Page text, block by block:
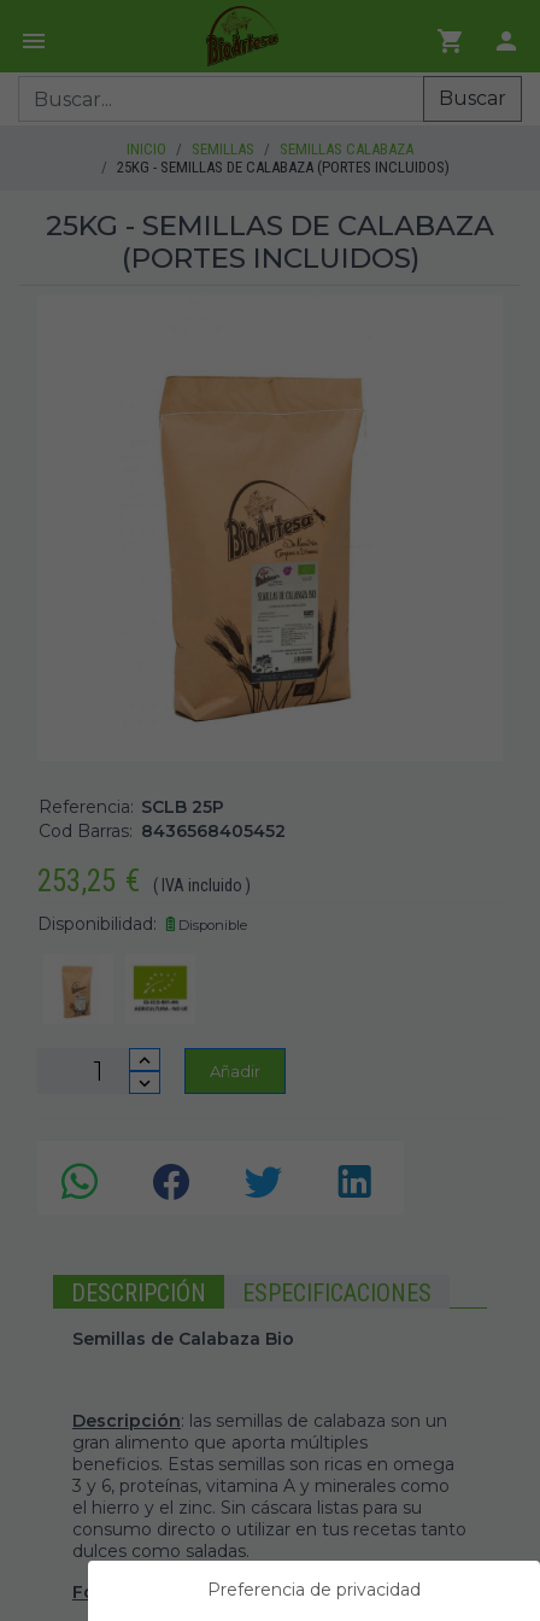
Buscar
INICIO SEMILLAS
SEMILLAS CALABAZA
25KG - SEMILLAS DE CALABAZA (PORTES INCLUIDOS)
25KG - SEMILLAS DE CALABAZA
(PORTES INCLUIDOS)
Referencia: SCLB 25P
Cod Barras: 8436568405452
253,25 € ( IVA incluido )
Disponibilidad: Disponible
Añadir
DESCRIPCIÓN ESPECIFICACIONES
Semillas de Calabaza Bio
Descripción: las semillas de calabaza son un
gran alimento que aporta múltiples
beneficios. Estas semillas son ricas en omega
3 y 6, proteínas, vitamina A y minerales como
el hierro y el zinc. Sin cáscara listas para su
consumo directo o utilizar en tus recetas tanto
dulces como saladas.
Formato
: viene presentado en bolsa de 25 kg.
Preferencia de privacidad